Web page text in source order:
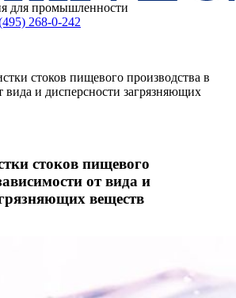
для промышленности
268-0-242
стоков пищевого производства в
вида и дисперсности загрязняющих
стоков пищевого
от вида и
веществ